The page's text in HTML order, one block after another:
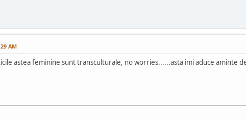
AM
astea feminine sunt transculturale, no worries......asta imi aduce aminte